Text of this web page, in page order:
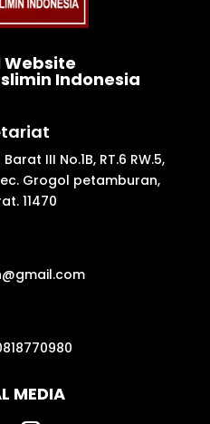
Indonesia
III No.1B, RT.6 RW.5,
Grogol petamburan,
11470
MEDIA